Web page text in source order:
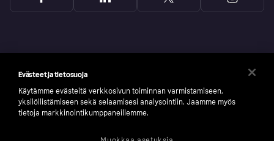
Evästeet ja tietosuoja
Käytämme evästeitä verkkosivun toiminnan varmistamiseen,
yksilöllistämiseen sekä selaamisesi analysointiin. Jaamme myös
tietoja markkinointikumppaneillemme.